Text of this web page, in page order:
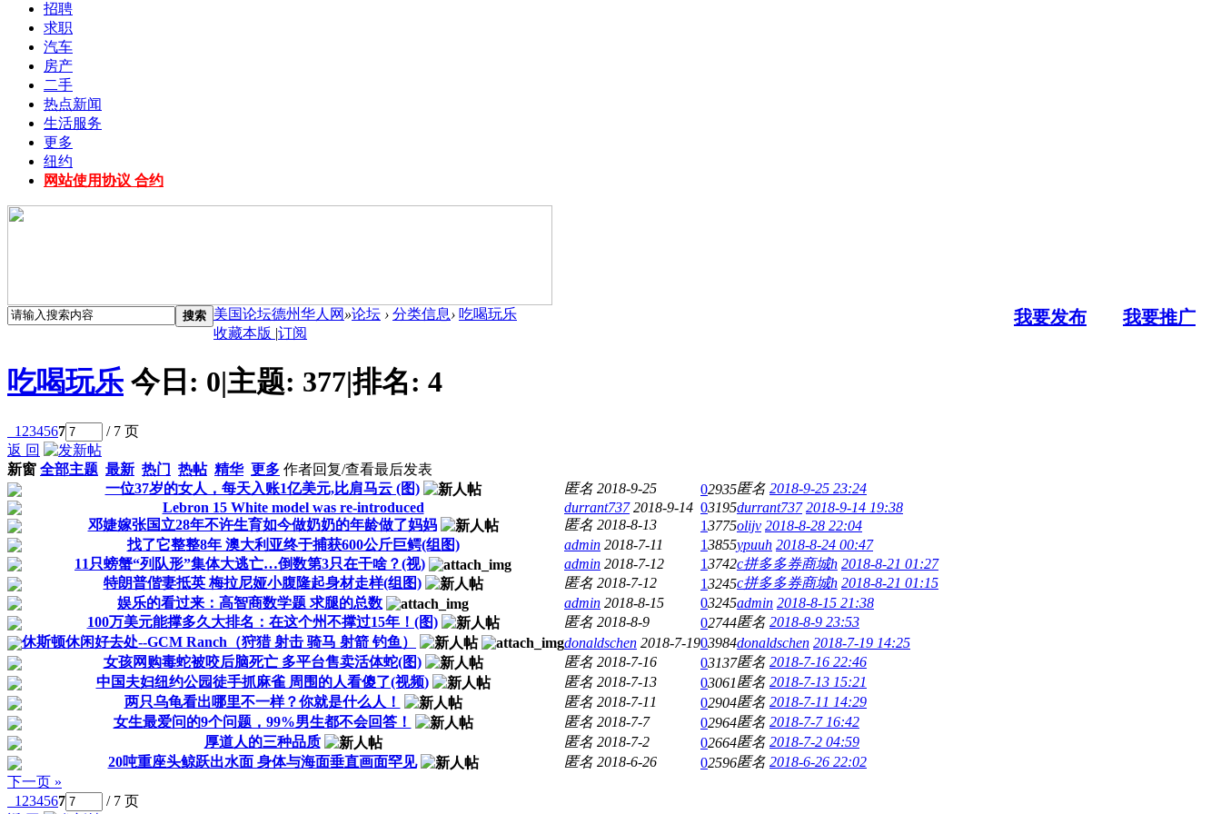
招聘
求职
汽车
房产
二手
热点新闻
生活服务
更多
纽约
网站使用协议 合约
搜索 我要发布 我要推广
美国论坛德州华人网 »论坛 › 分类信息› 吃喝玩乐
收藏本版 |订阅
吃喝玩乐 今日: 0|主题: 377|排名: 4
1 234567
/ 7 页
返 回
新窗 全部主题 最新 热门 热帖 精华 更多 作者回复/查看最后发表
一位37岁的女人，每天入账1亿美元,比肩马云 (图)
匿名 2018-9-25 02935匿名 2018-9-25 23:24
Lebron 15 White model was re-introduced
durrant737 2018-9-14 03195durrant737 2018-9-14 19:38
邓婕嫁张国立28年不许生育如今做奶奶的年龄做了妈妈
匿名 2018-8-13 13775olijv 2018-8-28 22:04
找了它整整8年 澳大利亚终于捕获600公斤巨鳄(组图)
admin 2018-7-11 13855ypuuh 2018-8-24 00:47
11只螃蟹“列队形”集体大逃亡…倒数第3只在干啥？(视)
admin 2018-7-12 13742c拼多多券商城h 2018-8-21 01:27
特朗普偕妻抵英 梅拉尼娅小腹隆起身材走样(组图)
匿名 2018-7-12 13245c拼多多券商城h 2018-8-21 01:15
娱乐的看过来：高智商数学题 求腿的总数
admin 2018-8-15 03245admin 2018-8-15 21:38
100万美元能撑多久大排名：在这个州不撑过15年！(图)
匿名 2018-8-9 02744匿名 2018-8-9 23:53
休斯顿休闲好去处--GCM Ranch（狩猎 射击 骑马 射箭 钓鱼）
donaldschen 2018-7-1903984donaldschen 2018-7-19 14:25
女孩网购毒蛇被咬后脑死亡 多平台售卖活体蛇(图)
匿名 2018-7-16 03137匿名 2018-7-16 22:46
中国夫妇纽约公园徒手抓麻雀 周围的人看傻了(视频)
匿名 2018-7-13 03061匿名 2018-7-13 15:21
两只乌龟看出哪里不一样？你就是什么人！
匿名 2018-7-11 02904匿名 2018-7-11 14:29
女生最爱问的9个问题，99%男生都不会回答！
匿名 2018-7-7 02964匿名 2018-7-7 16:42
厚道人的三种品质
匿名 2018-7-2 02664匿名 2018-7-2 04:59
20吨重座头鲸跃出水面 身体与海面垂直画面罕见
匿名 2018-6-26 02596匿名 2018-6-26 22:02
下一页 »
1 234567
/ 7 页